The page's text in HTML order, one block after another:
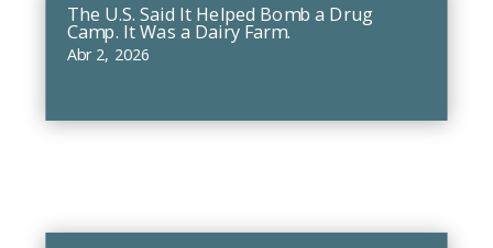
The U.S. Said It Helped Bomb a Drug
Camp. It Was a Dairy Farm.
Abr 2, 2026